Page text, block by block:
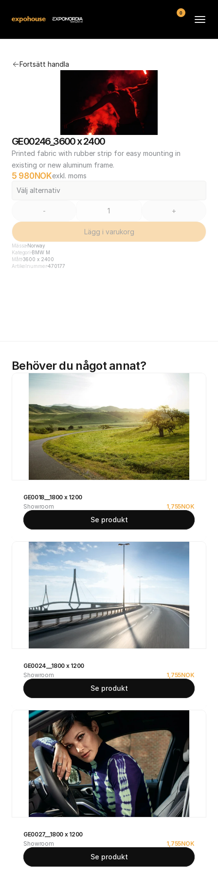
Fortsätt handla
GE00246_3600 x 2400
Printed fabric with rubber strip for easy mounting in
existing or new aluminum frame.
5 980NOKexkl. moms
Välj alternativ
- +
Lägg i varukorg
Mässa Norway
Kategori BMW M
Mått3600 x 2400
Artikelnummer470177
Behöver du något annat?
GE0018__1800 x 1200
Showroom
1,755NOK
Se produkt
GE0024__1800 x 1200
Showroom
1,755NOK
Se produkt
GE0027__1800 x 1200
Showroom
1,755NOK
Se produkt
Kontakt
Köpvillkor
0